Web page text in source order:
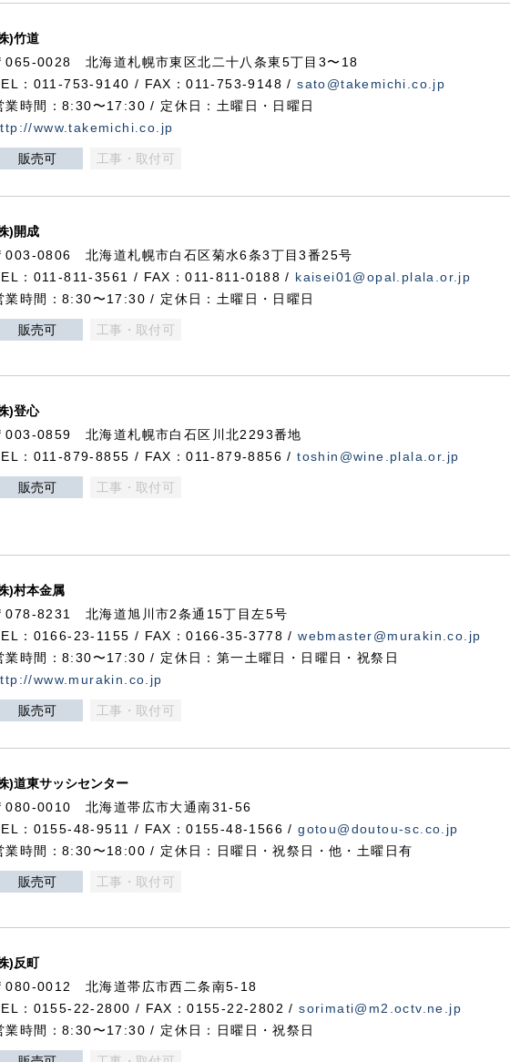
)竹道
065-0028 北海道札幌市東区北二十八条東5丁目3〜18
：011-753-9140 / FAX：011-753-9148 /sato@takemichi.co.jp
業時間：8:30〜17:30 / 定休日：土曜日・日曜日
www.takemichi.co.jp
販売可 工事・取付可
)開成
003-0806 北海道札幌市白石区菊水6条3丁目3番25号
：011-811-3561 / FAX：011-811-0188 / kaisei01@opal.plala.or.jp
業時間：8:30〜17:30 / 定休日：土曜日・日曜日
販売可 工事・取付可
)登心
003-0859 北海道札幌市白石区川北2293番地
：011-879-8855 / FAX：011-879-8856 /toshin@wine.plala.or.jp
販売可 工事・取付可
)村本金属
078-8231 北海道旭川市2条通15丁目左5号
：0166-23-1155 / FAX：0166-35-3778 /webmaster@murakin.co.jp
業時間：8:30〜17:30 / 定休日：第一土曜日・日曜日・祝祭日
www.murakin.co.jp
販売可 工事・取付可
)道東サッシセンター
080-0010 北海道帯広市大通南31-56
：0155-48-9511 / FAX：0155-48-1566 /gotou@doutou-sc.co.jp
業時間：8:30〜18:00 / 定休日：日曜日・祝祭日・他・土曜日有
販売可 工事・取付可
)反町
080-0012 北海道帯広市西二条南5-18
：0155-22-2800 / FAX：0155-22-2802 /sorimati@m2.octv.ne.jp
業時間：8:30〜17:30 / 定休日：日曜日・祝祭日